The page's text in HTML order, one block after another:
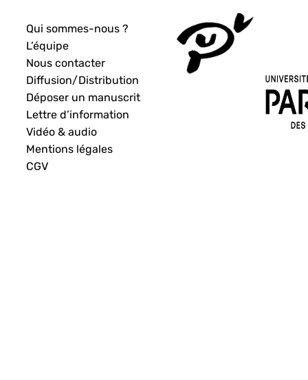
Qui sommes-nous ?
L’équipe
Nous contacter
Diffusion/Distribution
Déposer un manuscrit
Lettre d’information
Vidéo & audio
Mentions légales
CGV